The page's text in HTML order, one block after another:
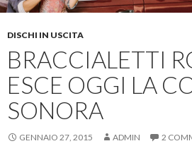
DISCHI IN USCITA
BRACCIALETTI
ESCE OGGI LA
SONORA
GENNAIO 27, 2015 ADMIN 2